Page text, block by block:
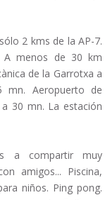
2 kms de la AP-7.
A menos de 30 km
de la Garrotxa a
Aeropuerto de
30 mn. La estación
a compartir muy
amigos... Piscina,
niños. Ping pong.